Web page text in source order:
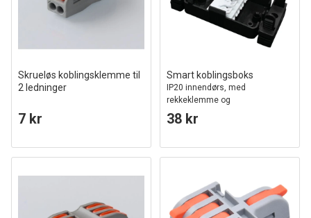
Skrueløs koblingsklemme til
2 ledninger
7 kr
Smart koblingsboks
IP20 innendørs, med
rekkeklemme og
strekkavlastning
38 kr